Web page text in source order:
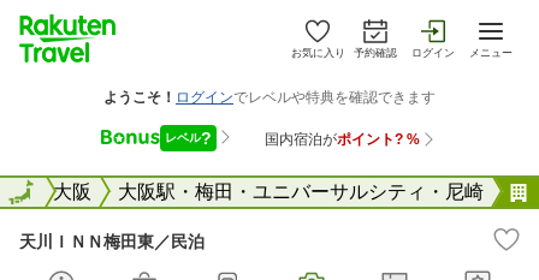
お気に入り 予約確認 ログイン メニュー
府 大阪 大阪駅・梅田・ユニバーサルシティ・尼崎
全国
天川ＩＮＮ梅田東／民泊